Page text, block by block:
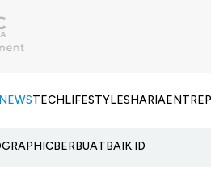
NEWSTECHLIFESTYLESHARIA
BERBUATBAIK.ID